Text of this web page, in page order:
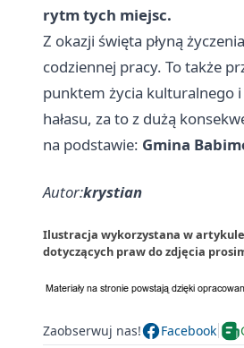
rytm tych miejsc.
Z okazji święta płyną
codziennej pracy. To także
punktem życia kulturalnego
hałasu, za to z dużą
na podstawie: Gmina
Autor:krystian
Ilustracja wykorzystana w artykule
dotyczących praw do zdjęcia
Zaobserwuj nas! Facebook